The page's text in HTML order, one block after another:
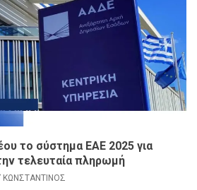
το σύστημα ΕΑΕ 2025 για
τελευταία πληρωμή
ΚΩΝΣΤΑΝΤΙΝΟΣ